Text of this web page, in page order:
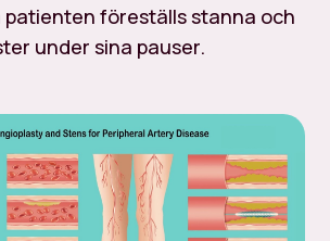
patienten föreställs stanna och
under sina pauser.